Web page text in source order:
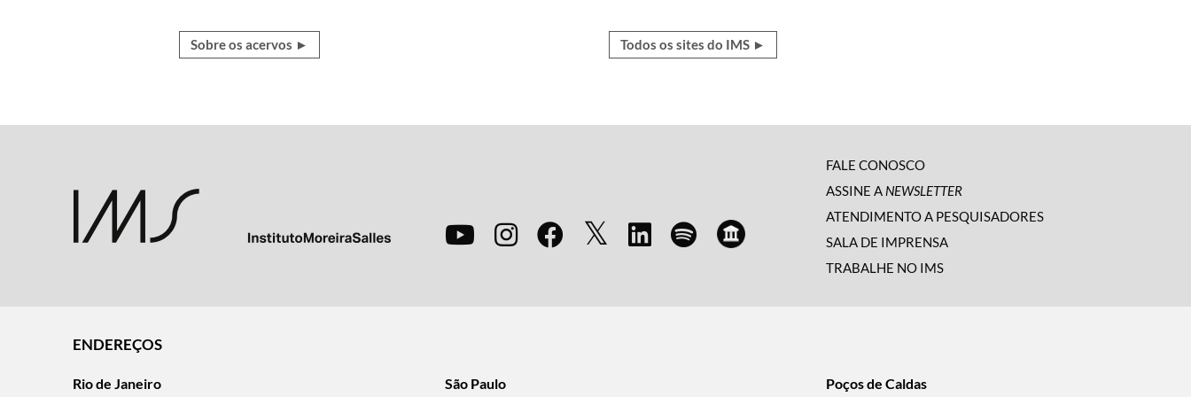
Sobre os acervos ► Todos os sites do IMS ►
FALE CONOSCO
ASSINE A NEWSLETTER
ATENDIMENTO A PESQUISADORES
SALA DE IMPRENSA
TRABALHE NO IMS
ENDEREÇOS
Rio de Janeiro São Paulo Poços de Caldas